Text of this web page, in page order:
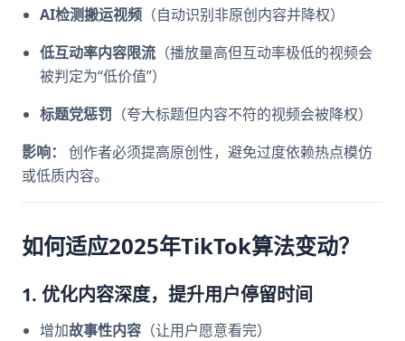
AI检测搬运视频 （自动识别非原创内容并降权）
低互动率内容限流 （播放量高但互动率极低的视频会
被判定为“低价值”）
标题党惩罚 （夸大标题但内容不符的视频会被降权）
影响：
创作者必须提高原创性，避免过度依赖热点模仿
或低质内容。
如何适应2025年TikTok算法变动？
1. 优化内容深度，提升用户停留时间
增加故事性内容 （让用户愿意看完）